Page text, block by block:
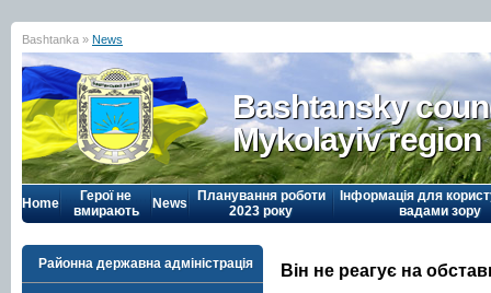
Bashtanka » News
Bashtansky
Mykolayiv region
Home
Герої не
вмирають
News
Планування роботи
2023 року
Інформація для
вадами зору
Районна державна адміністрація Він не реагує на